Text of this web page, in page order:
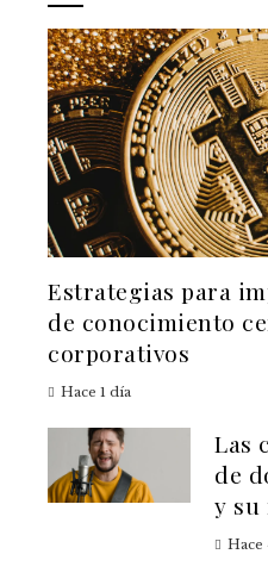
Estrategias para
de conocimiento
corporativos
Hace 1 día
Las
de
y
Hace